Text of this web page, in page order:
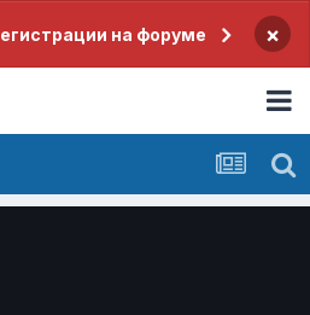
на форуме ×